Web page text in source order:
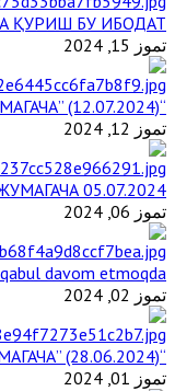
ҚУРИШ БУ ИБОДАТ!
تموز 15, 2024
“ЖУМАДАН ЖУМАГАЧА” (12.07.2024)
تموز 12, 2024
05.07.2024
تموز 06, 2024
davom etmoqda
تموز 02, 2024
“ЖУМАДАН ЖУМАГАЧА” (28.06.2024)
تموز 01, 2024